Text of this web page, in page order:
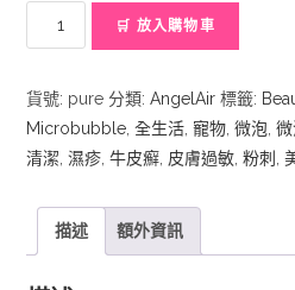
生
Pure
純
潔
花
灑
🛒 放入購物車
貨號: pure 分類:AngelAir 標籤:
Microbubble,全生活,寵物,微泡,
清潔,濕疹,牛皮癬, 皮膚過敏,粉刺 ,
描述 額外資訊